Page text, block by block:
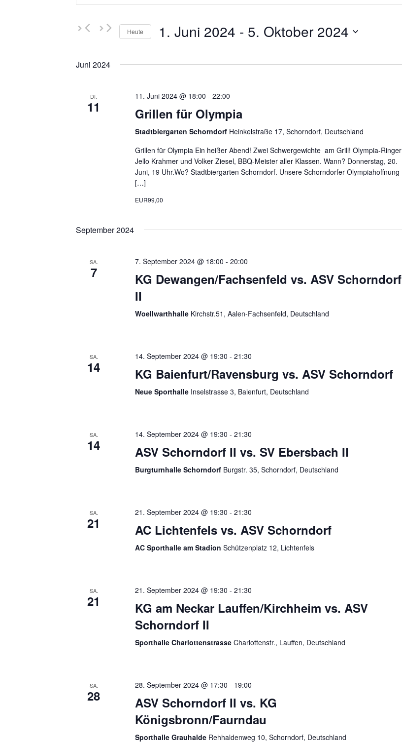
und
Ansichten,
Navigation
eingeben.
nach
Veranstaltungen
Heute 1. Juni 2024 - 5. Oktober 2024
Juni 2024
DI.
11
11. Juni 2024 @ 18:00 -22:00
Grillen für Olympia
Stadtbiergarten Schorndorf Heinkelstraße 17, Schorndorf, Deutschland
Grillen für Olympia Ein heißer Abend! Zwei Schwergewichte am Grill! Olympia-Ringer
Jello Krahmer und Volker Ziesel, BBQ-Meister aller Klassen. Wann? Donnerstag, 20.
Juni, 19 Uhr.Wo? Stadtbiergarten Schorndorf. Unsere Schorndorfer Olympiahoffnung
[…]
EUR99,00
September 2024
SA.
7
7. September 2024 @ 18:00 -20:00
KG Dewangen/Fachsenfeld vs. ASV Schorndorf
II
Woellwarthhalle Kirchstr.51, Aalen-Fachsenfeld, Deutschland
SA.
14
14. September 2024 @ 19:30 -21:30
KG Baienfurt/Ravensburg vs. ASV Schorndorf
Neue Sporthalle Inselstrasse 3, Baienfurt, Deutschland
SA.
14
14. September 2024 @ 19:30 -21:30
ASV Schorndorf II vs. SV Ebersbach II
Burgturnhalle Schorndorf Burgstr. 35, Schorndorf, Deutschland
SA.
21
21. September 2024 @ 19:30 -21:30
AC Lichtenfels vs. ASV Schorndorf
AC Sporthalle am StadionSchützenplatz 12, Lichtenfels
SA.
21
21. September 2024 @ 19:30 -21:30
KG am Neckar Lauffen/Kirchheim vs. ASV
Schorndorf II
Sporthalle CharlottenstrasseCharlottenstr., Lauffen, Deutschland
SA.
28
28. September 2024 @ 17:30 - 19:00
ASV Schorndorf II vs. KG
Königsbronn/Faurndau
Sporthalle Grauhalde Rehhaldenweg 10, Schorndorf, Deutschland